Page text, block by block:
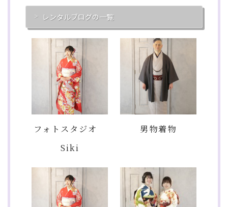
レンタルブログの一覧
フォトスタジオ
Siki
男物着物